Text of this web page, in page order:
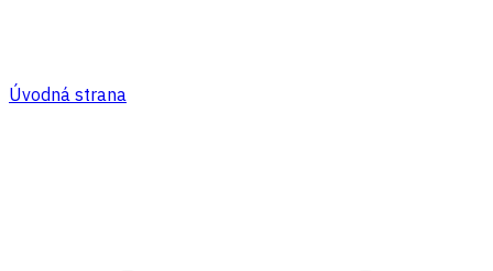
Úvodná strana